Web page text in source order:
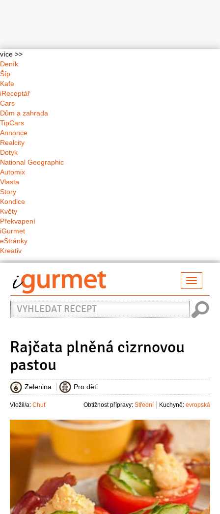
více >>
Deník
Šíp
Kafe
iReceptář
Cars
Dům a zahrada
TipCars
Annonce
Realcity
Dotyk
National Geographic
Automix
Vlasta
Story
Kondice
Květy
Překvapení
iGurmet
eStránky
Kreativ
Vyhledat
recept
Rajčata plněná cizrnovou
pastou
Zelenina Pro děti
Vložil/a: Chuť Kuchyně: evropská
Obtížnost přípravy: Střední